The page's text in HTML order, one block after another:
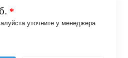
*
уточните у менеджера